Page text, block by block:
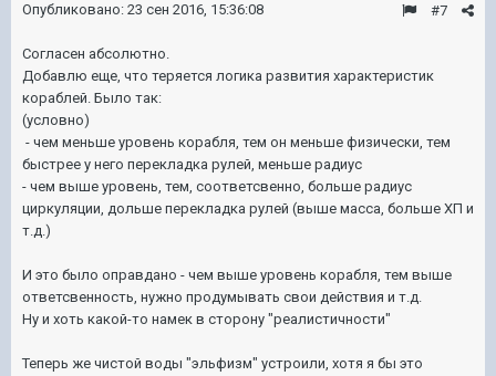
#7
Опубликовано: 23 сен 2016, 15:36:08
Согласен абсолютно.
Добавлю еще, что теряется логика развития характеристик
кораблей. Было так:
(условно)
- чем меньше уровень корабля, тем он меньше физически, тем
быстрее у него перекладка рулей, меньше радиус
- чем выше уровень, тем, соответсвенно, больше радиус
циркуляции, дольше перекладка рулей (выше масса, больше ХП и
т.д.)
И это было оправдано - чем выше уровень корабля, тем выше
ответсвенность, нужно продумывать свои действия и т.д.
Ну и хоть какой-то намек в сторону "реалистичности"
Теперь же чистой воды "эльфизм" устроили, хотя я бы это